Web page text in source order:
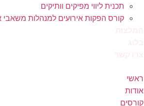
תכנית ליווי מפיקים וותיקים
קורס הפקות אירועים למנהלות משאבי
ראשי
אודות
קורסים